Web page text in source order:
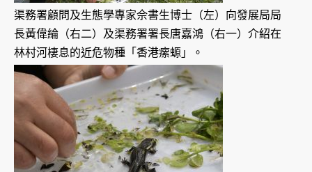
渠務署顧問及生態學專家佘書生博士（左）向發展局局
長黃偉綸（右二）及渠務署署長唐嘉鴻（右一）介紹在
林村河棲息的近危物種「香港瘰螈」。